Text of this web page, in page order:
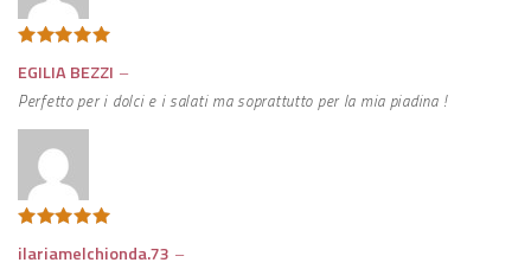
su 5
EGILIA BEZZI –
Perfetto per i dolci e i salati ma soprattutto per la mia piadina !
su 5
ilariamelchionda.73 –